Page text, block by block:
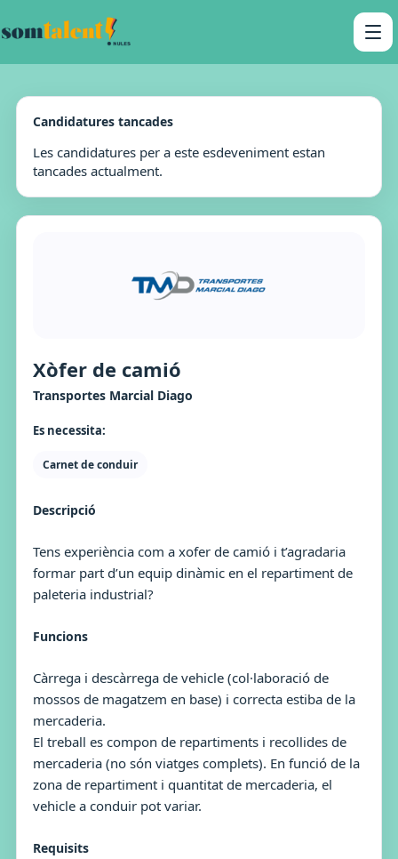
Candidatures tancades
Les candidatures per a este esdeveniment estan
tancades actualment.
Xòfer de camió
Transportes Marcial Diago
Es necessita:
Carnet de conduir
Descripció
Tens experiència com a xofer de camió i t’agradaria
formar part d’un equip dinàmic en el repartiment de
paleteria industrial?
Funcions
Càrrega i descàrrega de vehicle (col·laboració de
mossos de magatzem en base) i correcta estiba de la
mercaderia.
El treball es compon de repartiments i recollides de
mercaderia (no són viatges complets). En funció de la
zona de repartiment i quantitat de mercaderia, el
vehicle a conduir pot variar.
Requisits